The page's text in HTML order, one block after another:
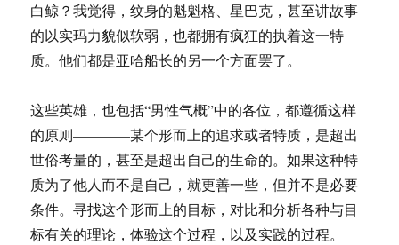
白鲸？我觉得，纹身的魁魁格、星巴克，甚至讲故事
的以实玛力貌似软弱，也都拥有疯狂的执着这一特
质。他们都是亚哈船长的另一个方面罢了。
这些英雄，也包括“男性气概”中的各位，都遵循这样
的原则————某个形而上的追求或者特质，是超出
世俗考量的，甚至是超出自己的生命的。如果这种特
质为了他人而不是自己，就更善一些，但并不是必要
条件。寻找这个形而上的目标，对比和分析各种与目
标有关的理论，体验这个过程，以及实践的过程。